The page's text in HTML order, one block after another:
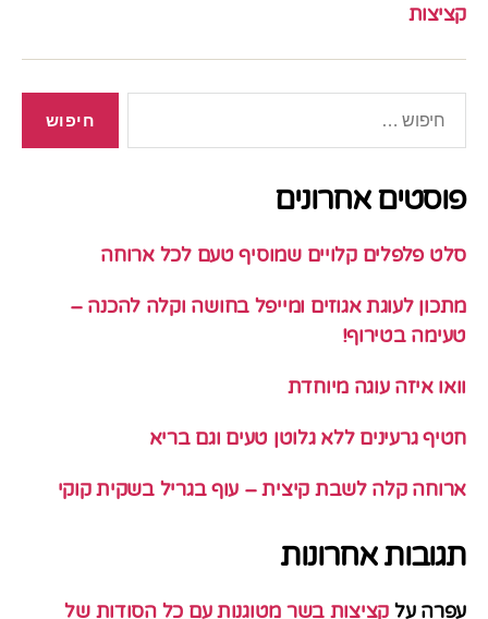
קציצות
פוסטים אחרונים
סלט פלפלים קלויים שמוסיף טעם לכל ארוחה
מתכון לעוגת אגוזים ומייפל בחושה וקלה להכנה –
טעימה בטירוף!
וואו איזה עוגה מיוחדת
חטיף גרעינים ללא גלוטן טעים וגם בריא
ארוחה קלה לשבת קיצית – עוף בגריל בשקית קוקי
תגובות אחרונות
עפרה על קציצות בשר מטוגנות עם כל הסודות של